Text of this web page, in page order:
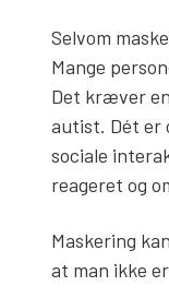
Selvom
Mange
Det kræver
autist. Dét er
sociale
reageret og
Maskering
at man ikke